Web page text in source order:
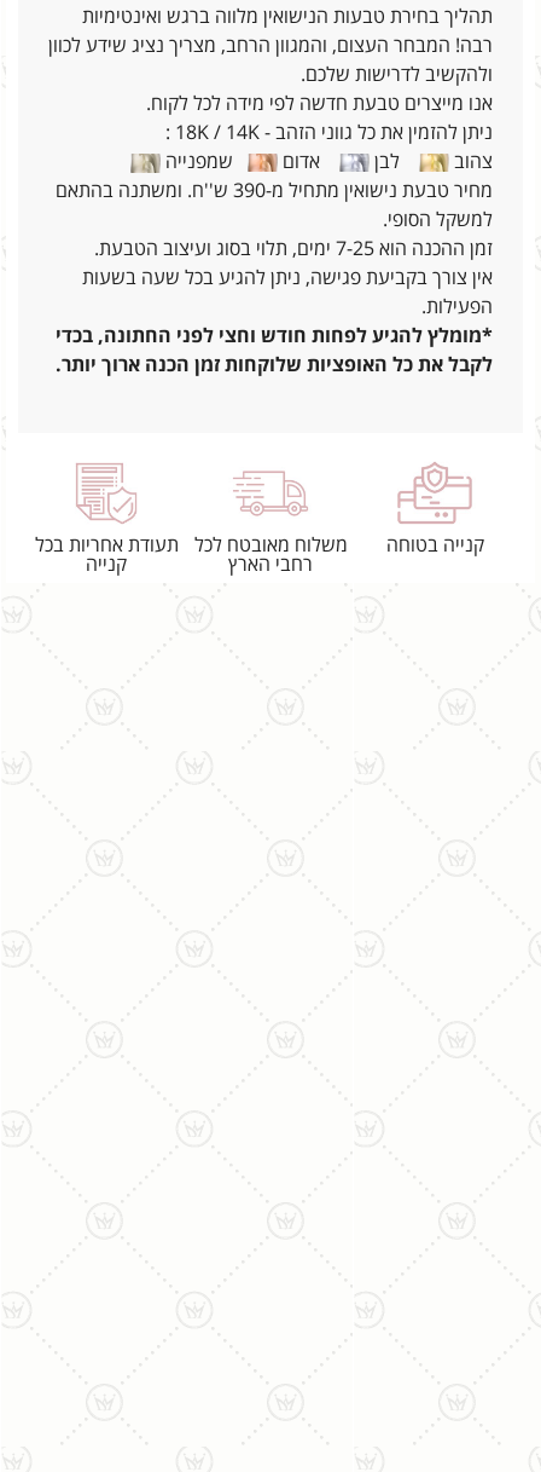
תהליך בחירת טבעות הנישואין מלווה ברגש ואינטימיות
רבה! המבחר העצום, והמגוון הרחב, מצריך נציג שידע לכוון
ולהקשיב לדרישות שלכם.
אנו מייצרים טבעת חדשה לפי מידה לכל לקוח.
ניתן להזמין את כל גווני הזהב - 18K / 14K :
צהוב
לבן אדום
שמפנייה
מחיר טבעת נישואין מתחיל מ-390 ש''ח. ומשתנה בהתאם
למשקל הסופי.
זמן ההכנה הוא 7-25 ימים, תלוי בסוג ועיצוב הטבעת.
אין צורך בקביעת פגישה, ניתן להגיע בכל שעה בשעות
הפעילות.
*מומלץ להגיע לפחות חודש וחצי לפני החתונה, בכדי
לקבל את כל האופציות שלוקחות זמן הכנה ארוך יותר.
קנייה בטוחה
משלוח מאובטח לכל
רחבי הארץ
תעודת אחריות בכל
קנייה